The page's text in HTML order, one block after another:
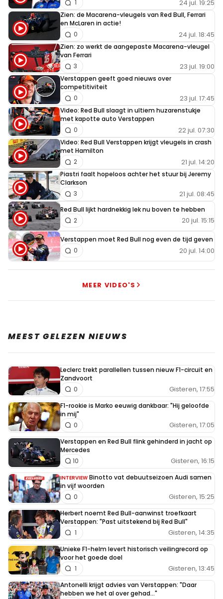
24 jul. 19:25
1
Zien: de Macarena-vleugels van Red Bull, Ferrari
en McLaren in actie!
24 jul. 18:45
0
Zien: zo werkt de aangepaste Macarena-vleugel
van Ferrari
23 jul. 19:00
3
Verstappen geeft goed nieuws over
competitiviteit
23 jul. 17:45
0
Video: Red Bull slaagt in ultiem huzarenstukje
met kapotte auto Verstappen
22 jul. 07:30
0
Video: Red Bull Verstappen krijgt vleugels in crash
met Hamilton
21 jul. 14:20
2
Piastri faalt hopeloos achter het stuur bij Jeremy
Clarkson
21 jul. 08:45
3
Red Bull lijkt hardnekkig lek nu boven te hebben
20 jul. 15:15
2
Verstappen moet Red Bull nog even de tijd geven
20 jul. 14:00
0
MEER VIDEO'S
MEEST GELEZEN NIEUWS
Leclerc trekt parallellen tussen nieuw F1-circuit en
Zandvoort
Gisteren, 17:55
0
F1-rookie is Marko eeuwig dankbaar: "Hij geloofde
in mij"
Gisteren, 17:05
0
Verstappen en Red Bull flink gehinderd in jacht op
Mercedes
Gisteren, 16:15
10
INTERVIEW Binotto vat debuutseizoen Audi samen
in vijf woorden
Gisteren, 15:25
0
Herbert noemt Red Bull-aanwinst troefkaart
Verstappen: "Past uitstekend bij Red Bull"
Gisteren, 14:35
1
Unieke F1-helm levert historisch veilingrecord op
voor het goede doel
Gisteren, 13:45
1
Antonelli krijgt advies van Verstappen: "Daar
hebben we het al over gehad..."